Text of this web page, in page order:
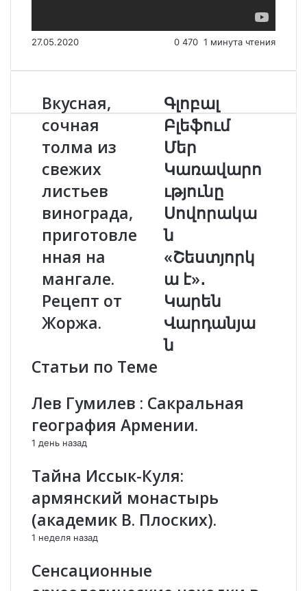
27.05.2020 0 470 1 минута чтения
В
к
у
с
н
а
,
с
ч
н
я
т
о
л
и
с
е
ж
х
и
с
в
Вкусная,
сочная
толма из
свежих
листьев
винограда,
приготовле
нная на
мангале.
Рецепт от
Жоржа.
Գ
լ
ո
բ
ա
լ
Բ
լ
ե
ֆ
ո
ւ
Մ
ե
Կ
ա
ա
ո
յ
ւ
ն
Գլոբալ
Բլեֆում
Մեր
Կառավարո
ւթյունը
Սովորակա
ն
«Շեստյորկ
ա է»․
Կարեն
Վարդանյա
ն
Статьи по Теме
Лев Гумилев : Сакральная
география Армении.
1 день назад
Тайна Иссык-Куля:
армянский монастырь
(академик В. Плоских).
1 неделя назад
Сенсационные